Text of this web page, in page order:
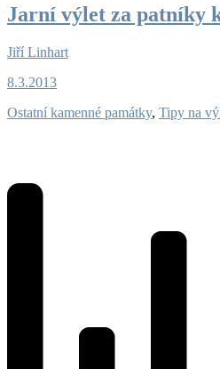
Jarní výlet za patníky
Jiří Linhart
8.3.2013
Ostatní kamenné památky, Tipy na